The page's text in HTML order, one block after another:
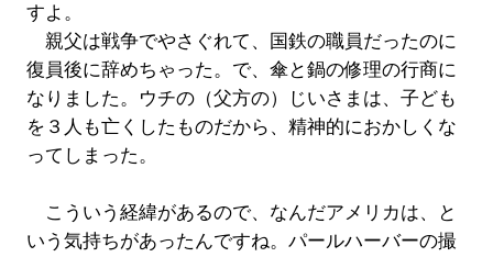
すよ。
親父は戦争でやさぐれて、国鉄の職員だったのに
復員後に辞めちゃった。で、傘と鍋の修理の行商に
なりました。ウチの（父方の）じいさまは、子ども
を３人も亡くしたものだから、精神的におかしくな
ってしまった。
こういう経緯があるので、なんだアメリカは、と
いう気持ちがあったんですね。パールハーバーの撮